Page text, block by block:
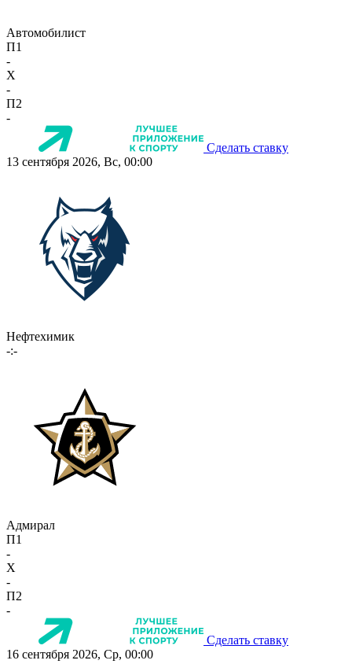
Автомобилист
П1
-
X
-
П2
-
Сделать ставку
13 сентября 2026, Вс, 00:00
Нефтехимик
-:-
Адмирал
П1
-
X
-
П2
-
Сделать ставку
16 сентября 2026, Ср, 00:00